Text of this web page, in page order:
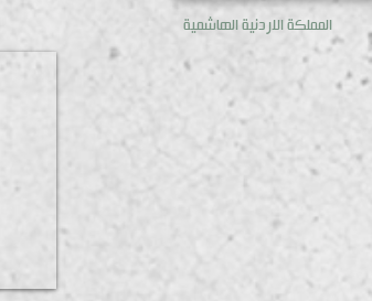
المملكة الاردنية الهاشمية